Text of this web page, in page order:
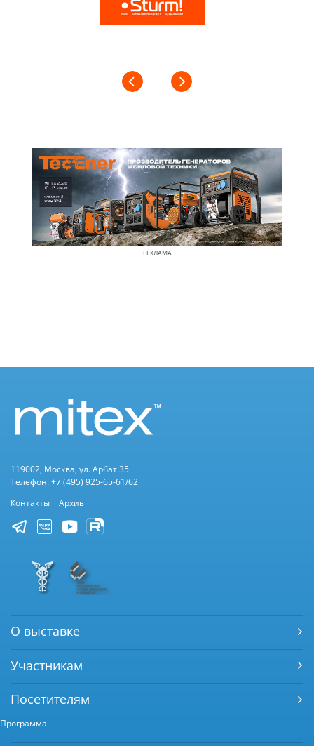
РЕКЛАМА
119002, Москва, ул. Арбат 35
Телефон: +7 (495) 925-65-61/62
Контакты
Архив
О выставке
Участникам
Посетителям
Программа